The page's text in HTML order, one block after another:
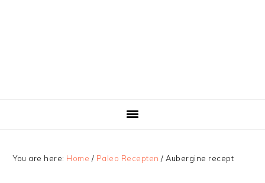
You are here: Home / Paleo Recepten / Aubergine recept